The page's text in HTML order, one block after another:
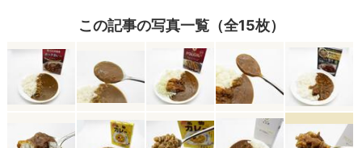
この記事の写真一覧（全15枚）